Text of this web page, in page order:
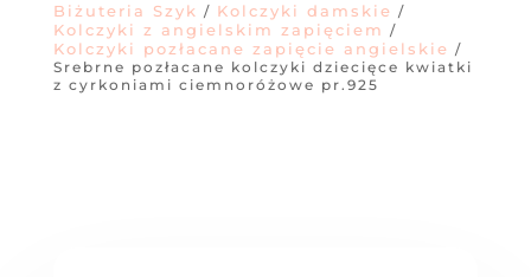
Biżuteria Szyk / Kolczyki damskie /
Kolczyki z angielskim zapięciem /
Kolczyki pozłacane zapięcie angielskie /
Srebrne pozłacane kolczyki dziecięce kwiatki
z cyrkoniami ciemnoróżowe pr.925